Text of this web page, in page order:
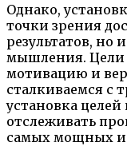
Однако,
точки зрения
результатов, но
мышления. Цели
мотивацию и
сталкиваемся с
установка
отслеживать
самых мощных